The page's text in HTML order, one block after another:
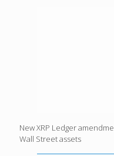
New XRP Ledger
Wall Street assets